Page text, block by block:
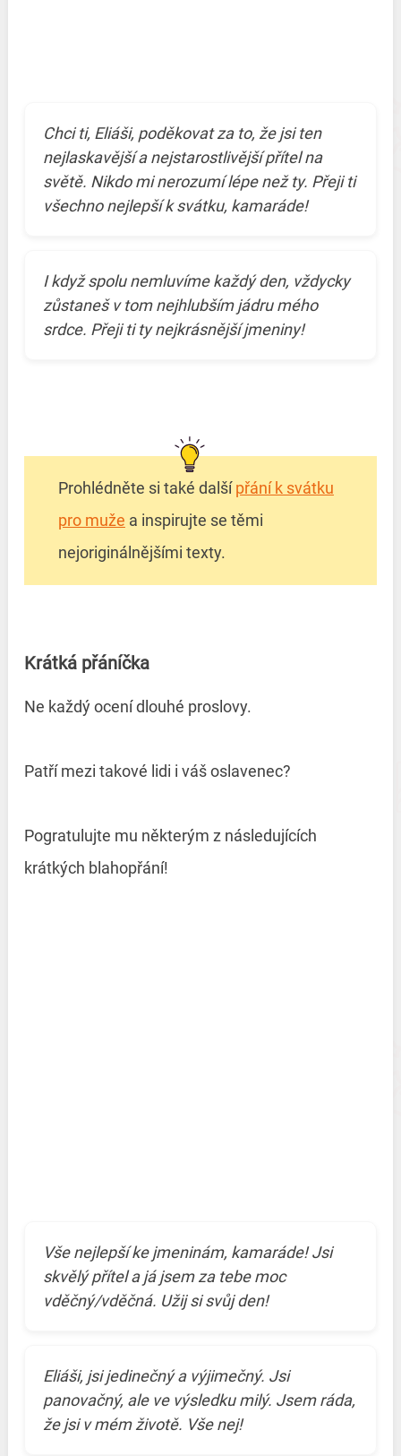
Chci ti, Eliáši, poděkovat za to, že jsi ten
nejlaskavější a nejstarostlivější přítel na
světě. Nikdo mi nerozumí lépe než ty. Přeji ti
všechno nejlepší k svátku, kamaráde!
I když spolu nemluvíme každý den, vždycky
zůstaneš v tom nejhlubším jádru mého
srdce. Přeji ti ty nejkrásnější jmeniny!
Prohlédněte si také dalšípřání k svátku
pro muže a inspirujte se těmi
nejoriginálnějšími texty.
Krátká přáníčka
Ne každý ocení dlouhé proslovy.
Patří mezi takové lidi i váš oslavenec?
Pogratulujte mu některým z následujících
krátkých blahopřání!
Vše nejlepší ke jmeninám, kamaráde! Jsi
skvělý přítel a já jsem za tebe moc
vděčný/vděčná. Užij si svůj den!
Eliáši, jsi jedinečný a výjimečný. Jsi
panovačný, ale ve výsledku milý. Jsem ráda,
že jsi v mém životě. Vše nej!